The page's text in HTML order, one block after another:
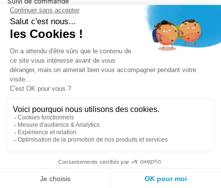
Ma facture
Mentions légales
SERVICE
Pièces détachées
Catégories de produit
Dépannage
Le magasin